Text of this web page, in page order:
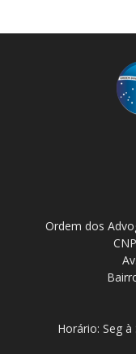
Ordem dos
Horário: Seg